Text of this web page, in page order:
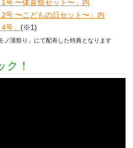
号 〜体育祭セット〜」内
号 〜こどもの日セット〜」内
号」 (※1)
漢祭り」にて配布した特典となります
ク！